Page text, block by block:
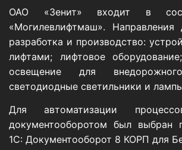
ОАО «Зенит» входит в
«Могилевлифтмаш». Направления
разработка и производство:
лифтами; лифтовое
освещение для
светодиодные светильники и
Для автоматизации
документооборотом был выбран
1С: Документооборот 8 КОРП для